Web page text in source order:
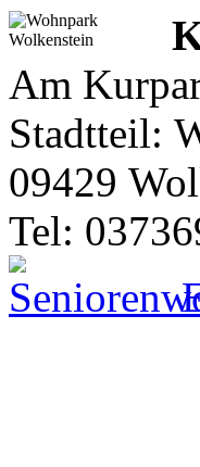
Am
Stadtteil:
09429
Tel: